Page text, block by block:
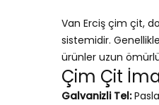
Van Erciş çim çit,
sistemidir.
ürünler uzun
Çim Çit
Galvanizli Tel: